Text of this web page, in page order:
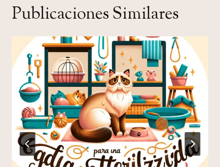
Publicaciones Similares